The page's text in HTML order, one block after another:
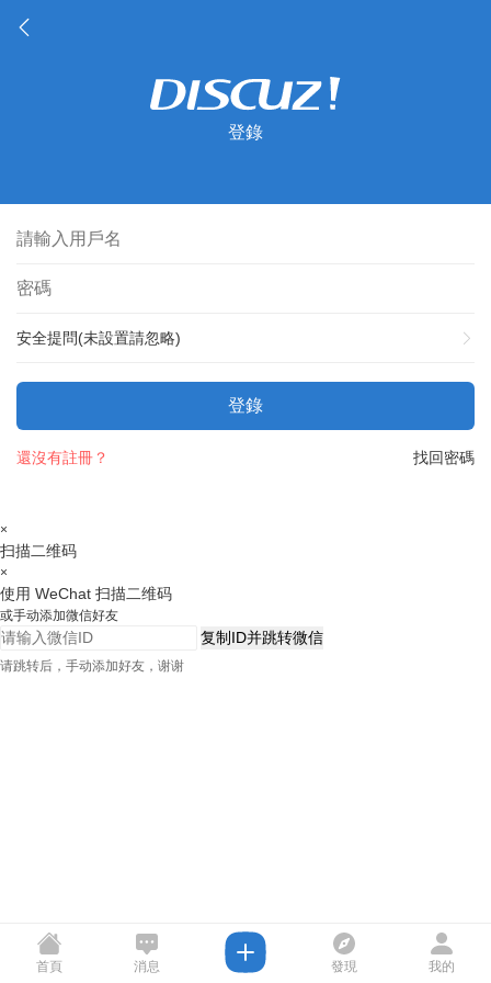
登錄
安全提問(未設置請忽略)
登錄
找回密碼
還沒有註冊？
×
扫描二维码
×
使用 WeChat 扫描二维码
或手动添加微信好友
复制ID并跳转微信
请跳转后，手动添加好友，谢谢
首頁 消息 發現 我的